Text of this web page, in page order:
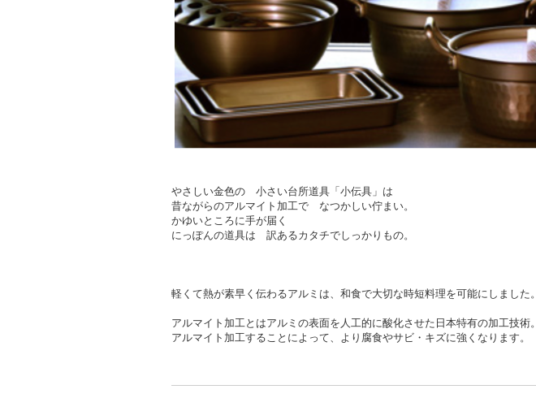
やさしい金色の 小さい台所道具「小伝具」は
昔ながらのアルマイト加工で なつかしい佇まい。
かゆいところに手が届く
にっぽんの道具は 訳あるカタチでしっかりもの。
軽くて熱が素早く伝わるアルミは、和食で大切な時短料理を可能にしました。
アルマイト加工とはアルミの表面を人工的に酸化させた日本特有の加工技術。
アルマイト加工することによって、より腐食やサビ・キズに強くなります。